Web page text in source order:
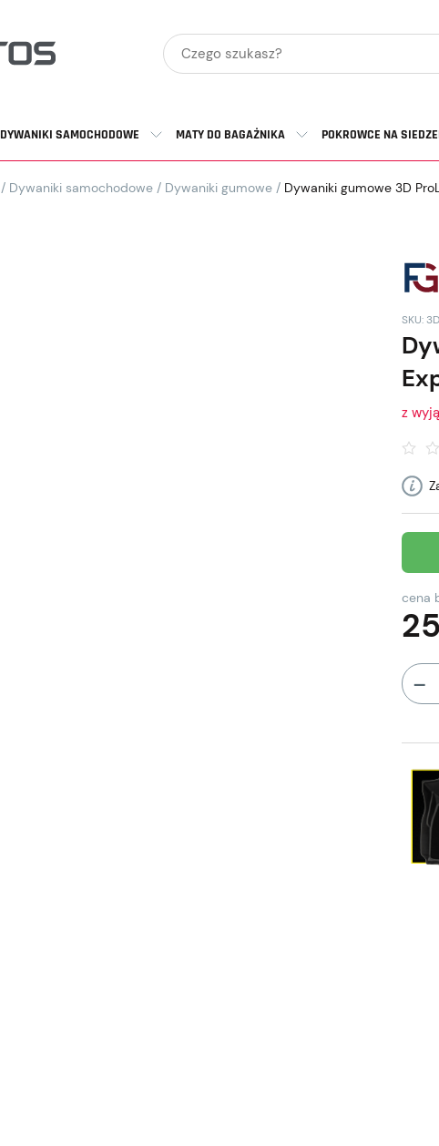
DYWANIKI SAMOCHODOWE MATY DO BAGAŻNIKA POKROWCE NA
/ Dywaniki samochodowe / Dywaniki gumowe / Dywaniki gumowe 3D
SKU:
z
cena
-